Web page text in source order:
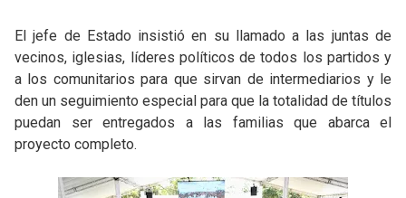
El jefe de Estado insistió en su llamado a las juntas de
vecinos, iglesias, líderes políticos de todos los partidos y
a los comunitarios para que sirvan de intermediarios y le
den un seguimiento especial para que la totalidad de títulos
puedan ser entregados a las familias que abarca el
proyecto completo.